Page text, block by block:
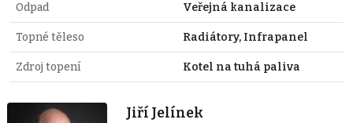
Odpad Veřejná kanalizace
Topné těleso Radiátory, Infrapanel
Zdroj topení Kotel na tuhá paliva
Jiří Jelínek